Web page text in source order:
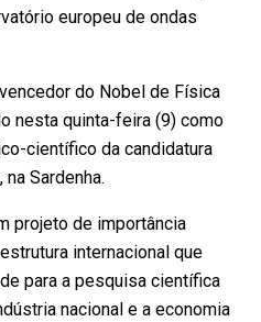
europeu de ondas
do Nobel de Física
nesta quinta-feira (9) como
científico da candidatura
na Sardenha.
projeto de importância
internacional que
para a pesquisa científica
nacional e a economia